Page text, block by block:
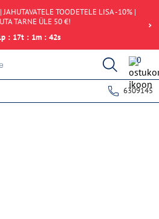
TOODETELE LISA -10% |
TARNE ÜLE 50 €!
p : 17t : 1m : 42s
0
6309145